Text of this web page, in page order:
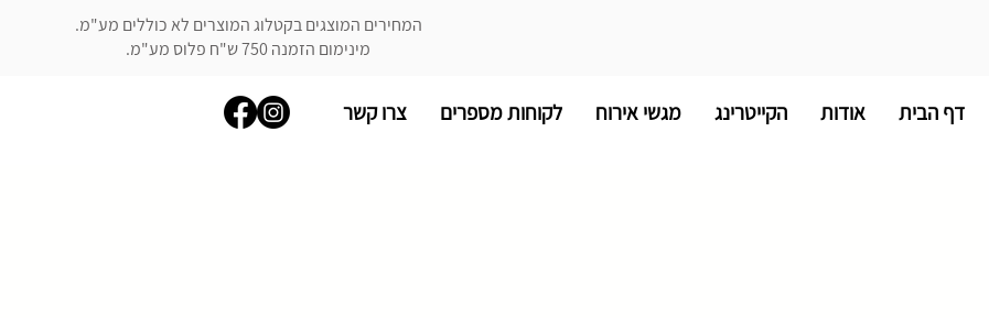
דף הבית אודות הקייטרינג מגשי אירוח לקוחות מספרים צרו קשר
המחירים המוצגים בקטלוג המוצרים לא כוללים מע"מ.
מינימום הזמנה 750 ש"ח פלוס מע"מ.